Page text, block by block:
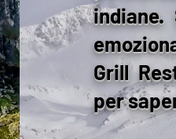
Grill
per